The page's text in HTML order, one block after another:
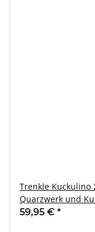
Trenkle Kuckulino
Quarzwerk und
59,95 € *